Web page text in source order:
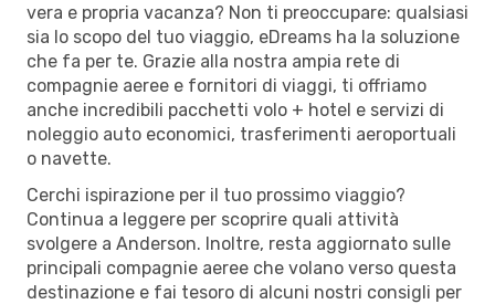
vera e propria vacanza? Non ti preoccupare: qualsiasi
sia lo scopo del tuo viaggio, eDreams ha la soluzione
che fa per te. Grazie alla nostra ampia rete di
compagnie aeree e fornitori di viaggi, ti offriamo
anche incredibili pacchetti volo + hotel e servizi di
noleggio auto economici, trasferimenti aeroportuali
o navette.
Cerchi ispirazione per il tuo prossimo viaggio?
Continua a leggere per scoprire quali attività
svolgere a Anderson. Inoltre, resta aggiornato sulle
principali compagnie aeree che volano verso questa
destinazione e fai tesoro di alcuni nostri consigli per